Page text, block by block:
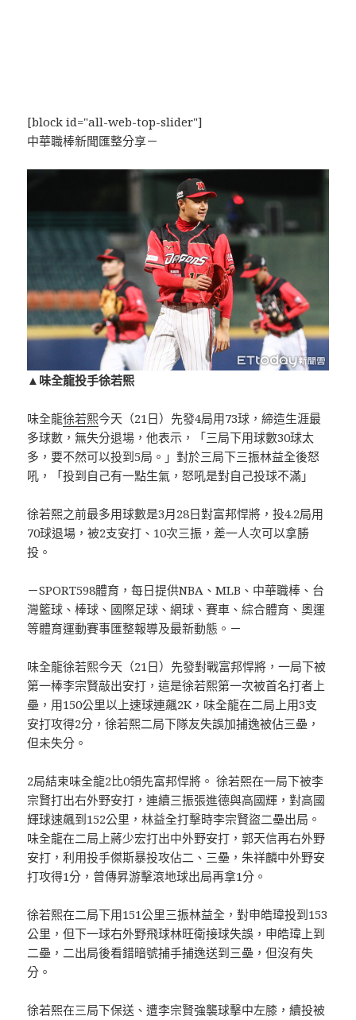
[block id="all-web-top-slider"]
中華職棒新聞匯整分享－
▲味全龍投手徐若熙
味全龍徐若熙今天（21日）先發4局用73球，締造生涯最
多球數，無失分退場，他表示，「三局下用球數30球太
多，要不然可以投到5局。」對於三局下三振林益全後怒
吼，「投到自己有一點生氣，怒吼是對自己投球不滿」
徐若熙之前最多用球數是3月28日對富邦悍將，投4.2局用
70球退場，被2支安打、10次三振，差一人次可以拿勝
投。
－SPORT598體育，每日提供NBA、MLB、中華職棒、台
灣籃球、棒球、國際足球、網球、賽車、綜合體育、奧運
等體育運動賽事匯整報導及最新動態。－
味全龍徐若熙今天（21日）先發對戰富邦悍將，一局下被
第一棒李宗賢敲出安打，這是徐若熙第一次被首名打者上
壘，用150公里以上速球連飆2K，味全龍在二局上用3支
安打攻得2分，徐若熙二局下隊友失誤加捕逸被佔三壘，
但未失分。
2局結束味全龍2比0領先富邦悍將。 徐若熙在一局下被李
宗賢打出右外野安打，連續三振張進德與高國輝，對高國
輝球速飆到152公里，林益全打擊時李宗賢盜二壘出局。
味全龍在二局上蔣少宏打出中外野安打，郭天信再右外野
安打，利用投手傑斯暴投攻佔二、三壘，朱祥麟中外野安
打攻得1分，曾傳昇游擊滾地球出局再拿1分。
徐若熙在二局下用151公里三振林益全，對申皓瑋投到153
公里，但下一球右外野飛球林旺衛接球失誤，申皓瑋上到
二壘，二出局後看錯暗號捕手捕逸送到三壘，但沒有失
分。
徐若熙在三局下保送、遭李宗賢強襲球擊中左膝，續投被